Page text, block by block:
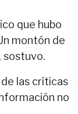
que hubo
montón de
sostuvo.
las críticas
no